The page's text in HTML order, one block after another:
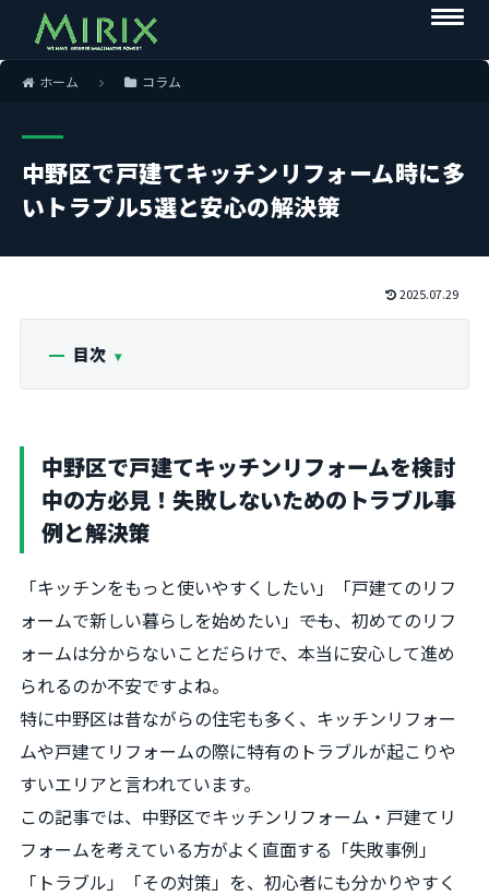
ホーム コラム
中野区で戸建てキッチンリフォーム時に多
いトラブル5選と安心の解決策
2025.07.29
目次
中野区で戸建てキッチンリフォームを検討
中の方必見！失敗しないためのトラブル事
例と解決策
「キッチンをもっと使いやすくしたい」「戸建てのリフ
ォームで新しい暮らしを始めたい」――でも、初めてのリフ
ォームは分からないことだらけで、本当に安心して進め
られるのか不安ですよね。
特に中野区は昔ながらの住宅も多く、キッチンリフォー
ムや戸建てリフォームの際に特有のトラブルが起こりや
すいエリアと言われています。
この記事では、中野区でキッチンリフォーム・戸建てリ
フォームを考えている方がよく直面する「失敗事例」
「トラブル」「その対策」を、初心者にも分かりやすく